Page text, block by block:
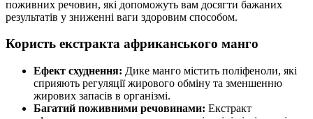
поживних речовин, які допоможуть вам досягти бажаних
результатів у зниженні ваги здоровим способом.
Користь екстракта африканського манго
Ефект схуднення: Дике манго містить поліфеноли, які
сприяють регуляції жирового обміну та зменшенню
жирових запасів в організмі.
Багатий поживними речовинами: Екстракт